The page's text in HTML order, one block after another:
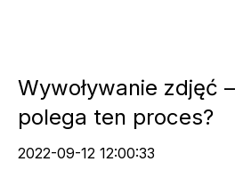
Wywoływanie zdjęć
polega ten proces?
2022-09-12 12:00:33